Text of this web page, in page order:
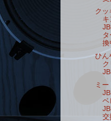
クッ
キ
換
ひん
ク
ミ
ベ
交